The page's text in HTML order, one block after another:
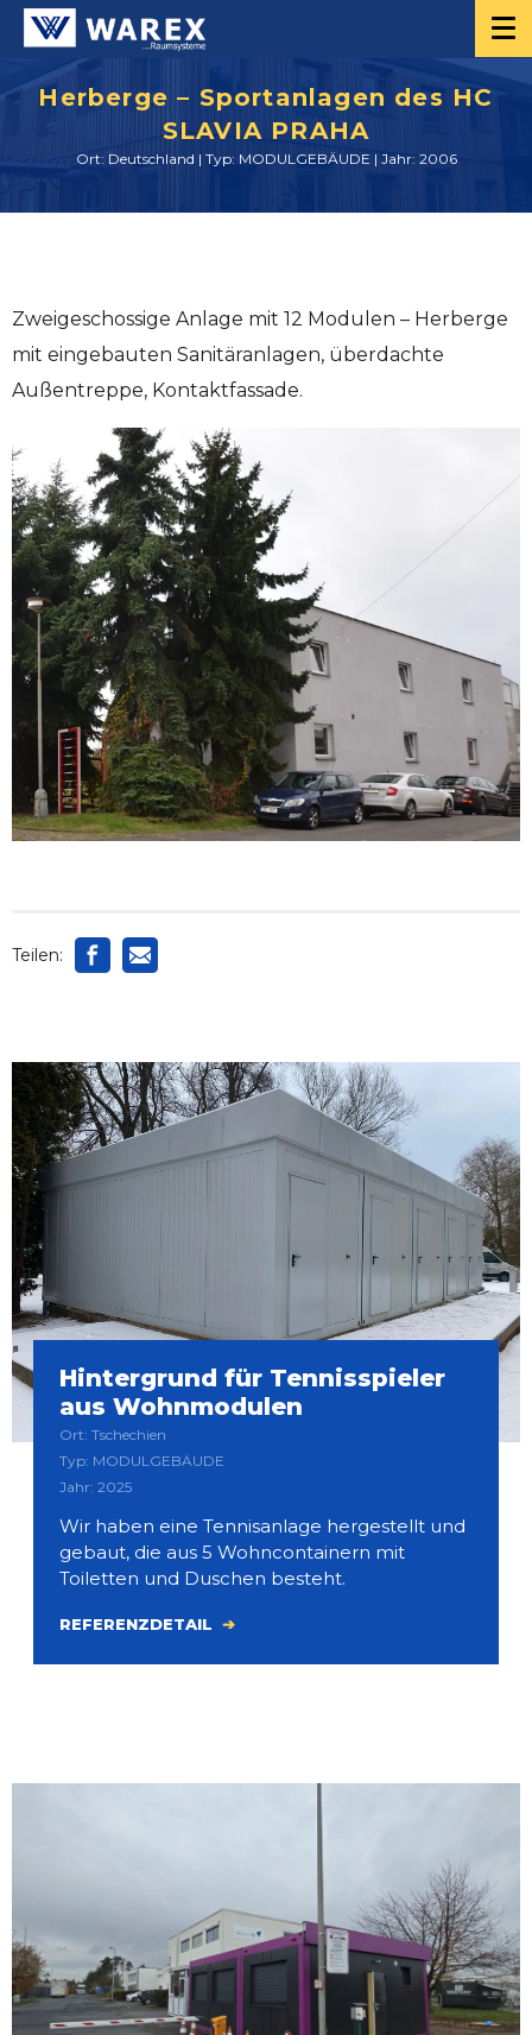
Herberge – Sportanlagen des HC
SLAVIA PRAHA
Ort: Deutschland | Typ: MODULGEBÄUDE | Jahr: 2006
Zweigeschossige Anlage mit 12 Modulen – Herberge
mit eingebauten Sanitäranlagen, überdachte
Außentreppe, Kontaktfassade.
Teilen:
Hintergrund für Tennisspieler
aus Wohnmodulen
Ort: Tschechien
Typ: MODULGEBÄUDE
Jahr: 2025
Wir haben eine Tennisanlage hergestellt und
gebaut, die aus 5 Wohncontainern mit
Toiletten und Duschen besteht.
REFERENZDETAIL